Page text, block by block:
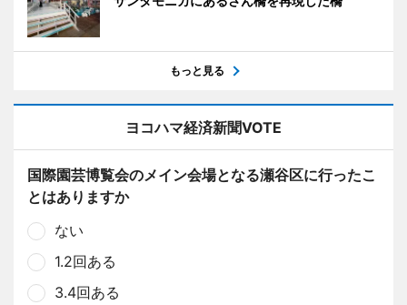
もっと見る
ヨコハマ経済新聞VOTE
国際園芸博覧会のメイン会場となる瀬谷区に行ったこ
とはありますか
ない
1.2回ある
3.4回ある